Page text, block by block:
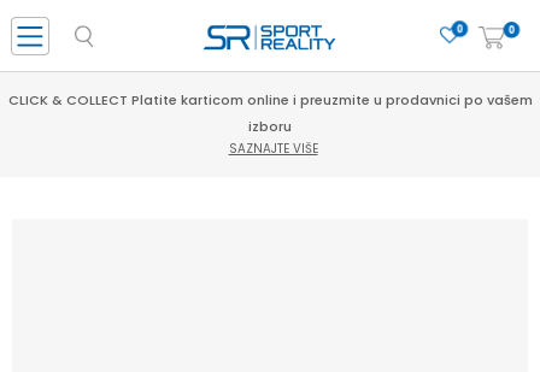
0
0
CLICK & COLLECT Platite karticom online i preuzmite u prodavnici po vašem
izboru
SAZNAJTE VIŠE